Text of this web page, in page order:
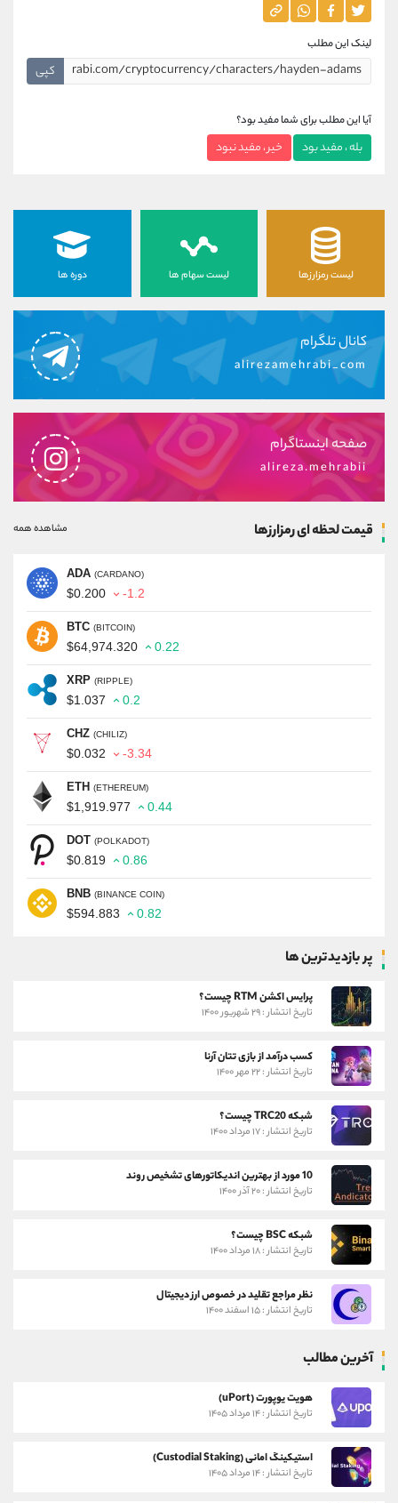
لینک این مطلب
کپی
آیا این مطلب برای شما مفید بود؟
بله ، مفید بود خیر ، مفید نبود
لیست رمزارزها لیست سهام ها دوره ها
کانال تلگرام
alirezamehrabi_com
صفحه اینستاگرام
alireza.mehrabii
قیمت لحظه ای رمزارزها مشاهده همه
ADA (CARDANO)
$0.200 -1.2
BTC (BITCOIN)
$64,974.320 0.22
XRP (RIPPLE)
$1.037 0.2
CHZ (CHILIZ)
$0.032 -3.34
ETH (ETHEREUM)
$1,919.977 0.44
DOT (POLKADOT)
$0.819 0.86
BNB (BINANCE COIN)
$594.883 0.82
پر بازدیدترین ها
پرایس اکشن RTM چیست؟
تاریخ انتشار : ۲۹ شهریور ۱۴۰۰
کسب درآمد از بازی تتان آرنا
تاریخ انتشار : ۲۲ مهر ۱۴۰۰
شبکه TRC20 چیست؟
تاریخ انتشار : ۱۷ مرداد ۱۴۰۰
10 مورد از بهترین اندیکاتورهای تشخیص روند
تاریخ انتشار : ۲۰ آذر ۱۴۰۰
شبکه BSC چیست؟
تاریخ انتشار : ۱۸ مرداد ۱۴۰۰
نظر مراجع تقلید در خصوص ارز دیجیتال
تاریخ انتشار : ۱۵ اسفند ۱۴۰۰
آخرین مطالب
هویت یوپورت (uPort)
تاریخ انتشار : ۱۴ مرداد ۱۴۰۵
استیکینگ امانی (Custodial Staking)
تاریخ انتشار : ۱۴ مرداد ۱۴۰۵